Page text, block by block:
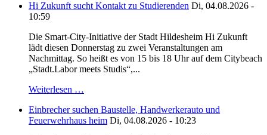
Hi Zukunft sucht Kontakt zu Studierenden Di, 04.08.2026 -
10:59
Die Smart-City-Initiative der Stadt Hildesheim Hi Zukunft
lädt diesen Donnerstag zu zwei Veranstaltungen am
Nachmittag. So heißt es von 15 bis 18 Uhr auf dem Citybeach
„Stadt.Labor meets Studis“,...
Weiterlesen …
Einbrecher suchen Baustelle, Handwerkerauto und
Feuerwehrhaus heim Di, 04.08.2026 - 10:23